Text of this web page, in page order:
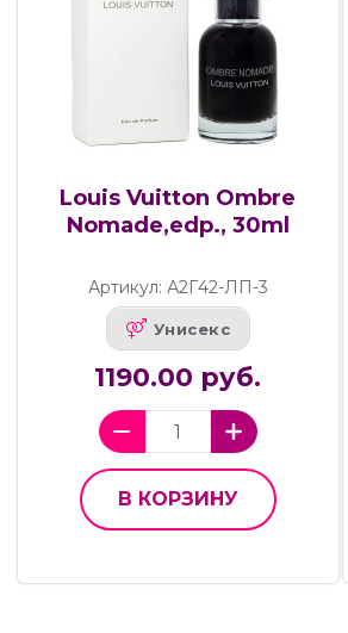
Louis Vuitton Ombre
Nomade,edp., 30ml
Артикул: А2Г42-ЛП-3
Унисекс
1190.00 руб.
В КОРЗИНУ